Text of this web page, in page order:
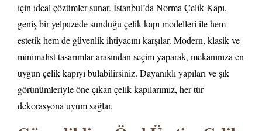
için ideal çözümler sunar. İstanbul’da Norma Çelik Kapı,
geniş bir yelpazede sunduğu çelik kapı modelleri ile hem
estetik hem de güvenlik ihtiyacını karşılar. Modern, klasik ve
minimalist tasarımlar arasından seçim yaparak, mekanınıza en
uygun çelik kapıyı bulabilirsiniz. Dayanıklı yapıları ve şık
görünümleriyle öne çıkan çelik kapılarımız, her tür
dekorasyona uyum sağlar.